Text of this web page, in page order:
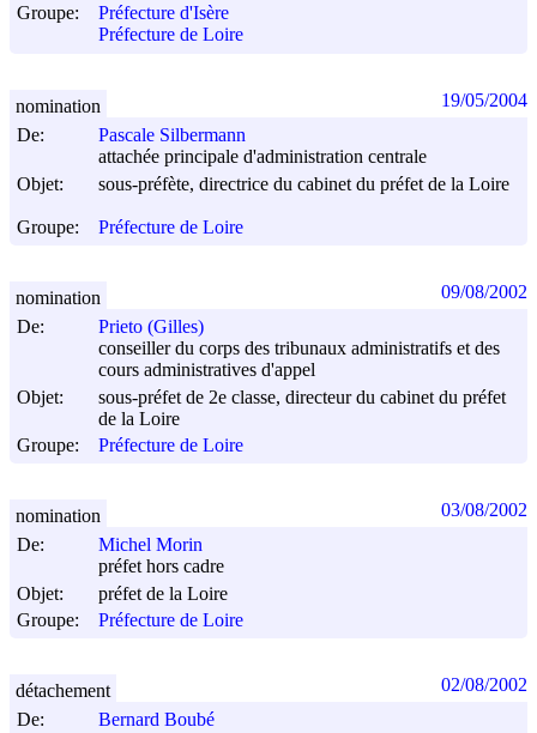
Groupe:
Préfecture d'Isère
Préfecture de Loire
De:
Pascale Silbermann
attachée principale d'administration centrale
Objet:
sous-préfète, directrice du cabinet du préfet de la Loire
Groupe: Préfecture de Loire
nomination 19/05/2004
De:
Prieto (Gilles)
conseiller du corps des tribunaux administratifs et des
cours administratives d'appel
Objet:
sous-préfet de 2e classe, directeur du cabinet du préfet
de la Loire
Groupe:
Préfecture de Loire
nomination 09/08/2002
De:
Michel Morin
préfet hors cadre
Objet:
préfet de la Loire
Groupe:
Préfecture de Loire
nomination 03/08/2002
De:
Bernard Boubé
détachement 02/08/2002